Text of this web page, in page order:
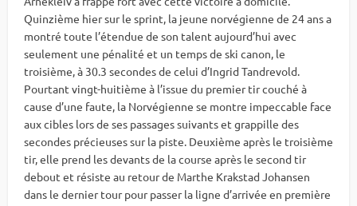
Quinzième hier sur le sprint, la jeune norvégienne de 24 ans a
montré toute l’étendue de son talent aujourd’hui avec
seulement une pénalité et un temps de ski canon, le
troisième, à 30.3 secondes de celui d’Ingrid Tandrevold.
Pourtant vingt-huitième à l’issue du premier tir couché à
cause d’une faute, la Norvégienne se montre impeccable face
aux cibles lors de ses passages suivants et grappille des
secondes précieuses sur la piste. Deuxième après le troisième
tir, elle prend les devants de la course après le second tir
debout et résiste au retour de Marthe Krakstad Johansen
dans le dernier tour pour passer la ligne d’arrivée en première